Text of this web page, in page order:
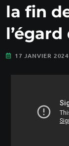
la fin
17 JANVIER 2024